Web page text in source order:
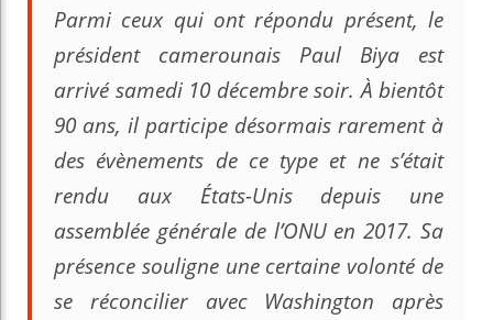
Parmi ceux qui ont répondu présent, le
président camerounais Paul Biya est
arrivé samedi 10 décembre soir. À bientôt
90 ans, il participe désormais rarement à
des évènements de ce type et ne s’était
rendu aux États-Unis depuis une
assemblée générale de l’ONU en 2017. Sa
présence souligne une certaine volonté de
se réconcilier avec Washington après